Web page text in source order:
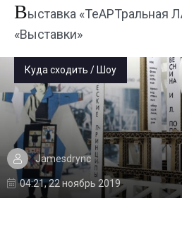
Выставка «ТеАРТральная
«Выставки»
Куда сходить / Шоу
Jamesdrync
04:21, 22 ноябрь 2019